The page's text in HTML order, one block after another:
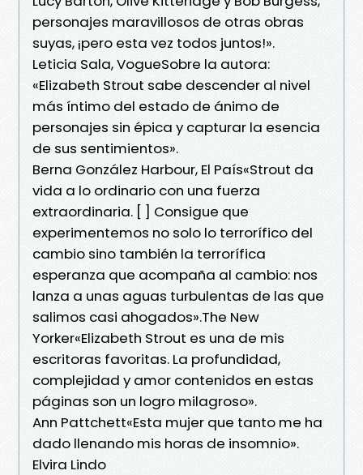
personajes maravillosos de otras obras
suyas, ¡pero esta vez todos juntos!».
Leticia Sala, VogueSobre la autora:
«Elizabeth Strout sabe descender al nivel
más íntimo del estado de ánimo de
personajes sin épica y capturar la esencia
de sus sentimientos».
Berna González Harbour, El País«Strout da
vida a lo ordinario con una fuerza
extraordinaria. [ ] Consigue que
experimentemos no solo lo terrorífico del
cambio sino también la terrorífica
esperanza que acompaña al cambio: nos
lanza a unas aguas turbulentas de las que
salimos casi ahogados».The New
Yorker«Elizabeth Strout es una de mis
escritoras favoritas. La profundidad,
complejidad y amor contenidos en estas
páginas son un logro milagroso».
Ann Pattchett«Esta mujer que tanto me ha
dado llenando mis horas de insomnio».
Elvira Lindo